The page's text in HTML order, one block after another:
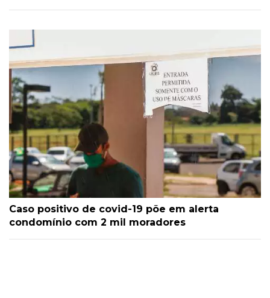
Caso positivo de covid-19 põe em alerta
condomínio com 2 mil moradores